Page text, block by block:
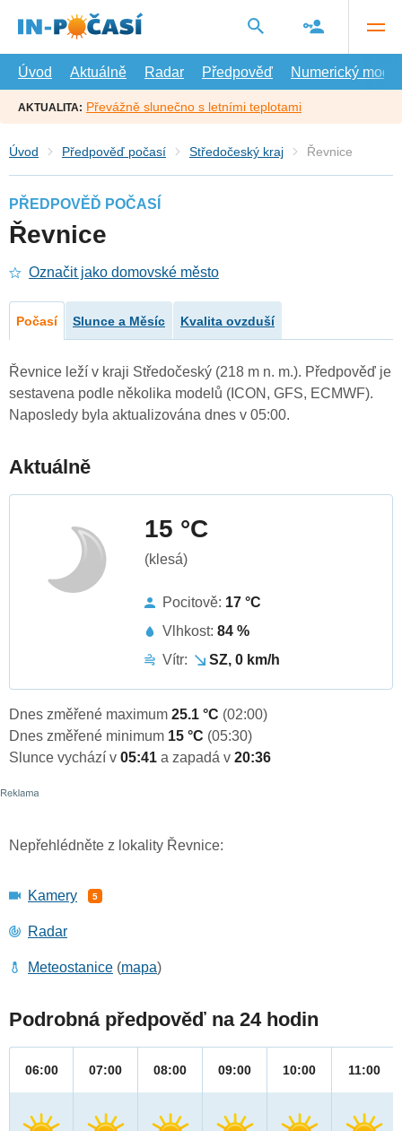
hlavní
Úvod
Aktuálně Radar Předpověď Numerický model
AKTUALITA: Převážně slunečno s letními teplotami
Úvod Předpověď počasí Středočeský kraj Řevnice
PŘEDPOVĚĎ POČASÍ
Řevnice
Označit jako domovské město
Počasí Slunce a Měsíc Kvalita ovzduší
Řevnice leží v kraji Středočeský (218 m n. m.). Předpověď je
sestavena podle několika modelů (ICON, GFS, ECMWF).
Naposledy byla aktualizována dnes v 05:00.
Aktuálně
15 °C
(klesá)
Pocitově: 17 °C
Vlhkost: 84 %
Vítr:
SZ, 0 km/h
Dnes změřené maximum 25.1 °C (02:00)
Dnes změřené minimum 15 °C (05:30)
Slunce vychází v 05:41 a zapadá v 20:36
Nepřehlédněte z lokality Řevnice:
Kamery 5
Radar
Meteostanice (mapa)
Podrobná předpověď na 24 hodin
06:00 07:00 08:00 09:00 10:00 11:00